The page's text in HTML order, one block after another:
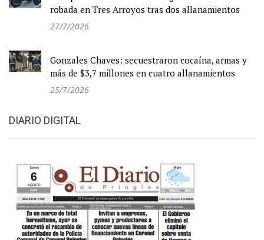
robada en Tres Arroyos tras dos allanamientos
27/7/2026
Gonzales Chaves: secuestraron cocaína, armas y
más de $3,7 millones en cuatro allanamientos
25/7/2026
DIARIO DIGITAL